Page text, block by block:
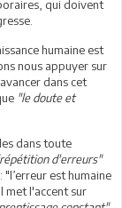
qui doivent
humaine est
nous appuyer sur
dans cet
"le doute et
dans toute
d'erreurs"
est humaine
met l'accent sur